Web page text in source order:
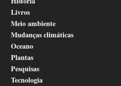
Livros
Meio ambiente
Mudanças climáticas
Oceano
Plantas
Pesquisas
Tecnologia